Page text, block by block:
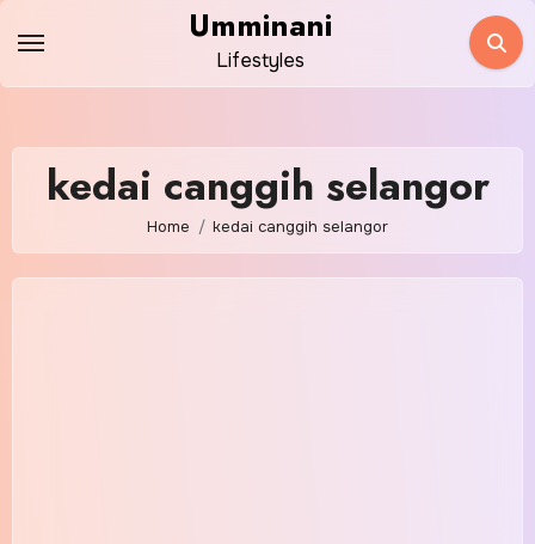
content
Umminani
Lifestyles
kedai canggih selangor
Home kedai canggih selangor